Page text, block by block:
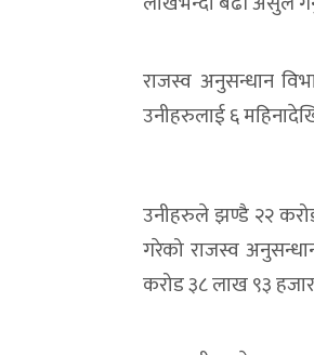
राजस्व अनुसन्धान
उनीहरुलाई ६
उनीहरुले झण्डै २२
गरेको राजस्व
करोड ३८ लाख ९३